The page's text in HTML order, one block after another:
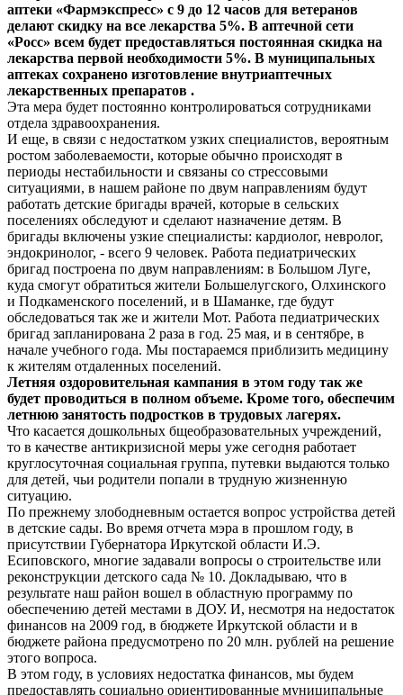
аптеки «Фармэкспресс» с 9 до 12 часов для ветеранов
делают скидку на все лекарства 5%. В аптечной сети
«Росс» всем будет предоставляться постоянная скидка на
лекарства первой необходимости 5%. В муниципальных
аптеках сохранено изготовление внутриаптечных
лекарственных препаратов .
Эта мера будет постоянно контролироваться сотрудниками
отдела здравоохранения.
И еще, в связи с недостатком узких специалистов, вероятным
ростом заболеваемости, которые обычно происходят в
периоды нестабильности и связаны со стрессовыми
ситуациями, в нашем районе по двум направлениям будут
работать детские бригады врачей, которые в сельских
поселениях обследуют и сделают назначение детям. В
бригады включены узкие специалисты: кардиолог, невролог,
эндокринолог, - всего 9 человек. Работа педиатрических
бригад построена по двум направлениям: в Большом Луге,
куда смогут обратиться жители Большелугского, Олхинского
и Подкаменского поселений, и в Шаманке, где будут
обследоваться так же и жители Мот. Работа педиатрических
бригад запланирована 2 раза в год. 25 мая, и в сентябре, в
начале учебного года. Мы постараемся приблизить медицину
к жителям отдаленных поселений.
Летняя оздоровительная кампания в этом году так же
будет проводиться в полном объеме. Кроме того, обеспечим
летнюю занятость подростков в трудовых лагерях.
Что касается дошкольных бщеобразовательных учреждений,
то в качестве антикризисной меры уже сегодня работает
круглосуточная социальная группа, путевки выдаются только
для детей, чьи родители попали в трудную жизненную
ситуацию.
По прежнему злободневным остается вопрос устройства детей
в детские сады. Во время отчета мэра в прошлом году, в
присутствии Губернатора Иркутской области И.Э.
Есиповского, многие задавали вопросы о строительстве или
реконструкции детского сада № 10. Докладываю, что в
результате наш район вошел в областную программу по
обеспечению детей местами в ДОУ. И, несмотря на недостаток
финансов на 2009 год, в бюджете Иркутской области и в
бюджете района предусмотрено по 20 млн. рублей на решение
этого вопроса.
В этом году, в условиях недостатка финансов, мы будем
предоставлять социально ориентированные муниципальные